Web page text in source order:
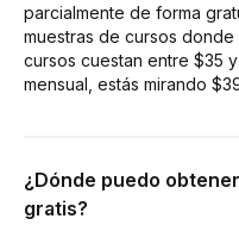
parcialmente de forma
muestras de cursos
cursos cuestan entre $35
mensual, estás mirando
¿Dónde puedo
gratis?